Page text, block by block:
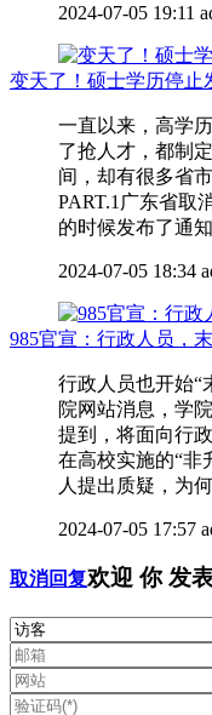
2024-07-05 19:11
变天了！硕士学历停止
一直以来，高学
了抢人才，都制
间，却有很多省
PART.1广东省取
的时候发布了通
2024-07-05 18:34
985官宣：行政人员，
行政人员也开始“
院网站消息，学
提到，将面向行
在高校实施的“非
人提出质疑，为
2024-07-05 17:57
取消回复欢迎 你发